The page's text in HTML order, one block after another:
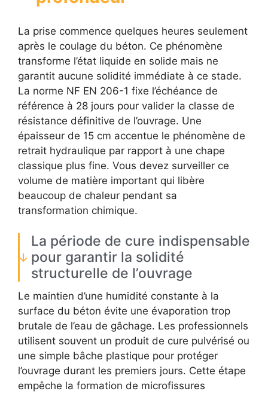
La prise commence quelques heures seulement
après le coulage du béton. Ce phénomène
transforme l’état liquide en solide mais ne
garantit aucune solidité immédiate à ce stade.
La norme NF EN 206-1 fixe l’échéance de
référence à 28 jours pour valider la classe de
résistance définitive de l’ouvrage. Une
épaisseur de 15 cm accentue le phénomène de
retrait hydraulique par rapport à une chape
classique plus fine. Vous devez surveiller ce
volume de matière important qui libère
beaucoup de chaleur pendant sa
transformation chimique.
La période de cure indispensable
pour garantir la solidité
structurelle de l’ouvrage
Le maintien d’une humidité constante à la
surface du béton évite une évaporation trop
brutale de l’eau de gâchage. Les professionnels
utilisent souvent un produit de cure pulvérisé ou
une simple bâche plastique pour protéger
l’ouvrage durant les premiers jours. Cette étape
empêche la formation de microfissures